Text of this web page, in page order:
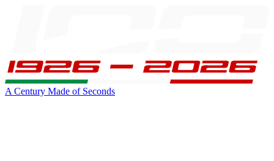
A Century Made of Seconds